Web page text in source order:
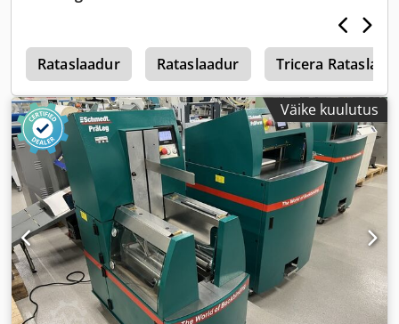
Rataslaadur Rataslaadur Tricera
Väike kuulutus